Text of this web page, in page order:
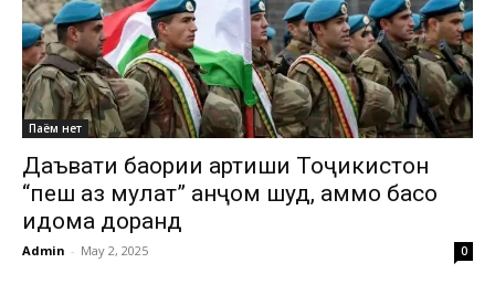
Паём нет
Даъвати баҳории артиши Тоҷикистон
“пеш аз муҳлат” анҷом шуд, аммо баҳсҳо
идома доранд
Admin - May 2, 2025 0